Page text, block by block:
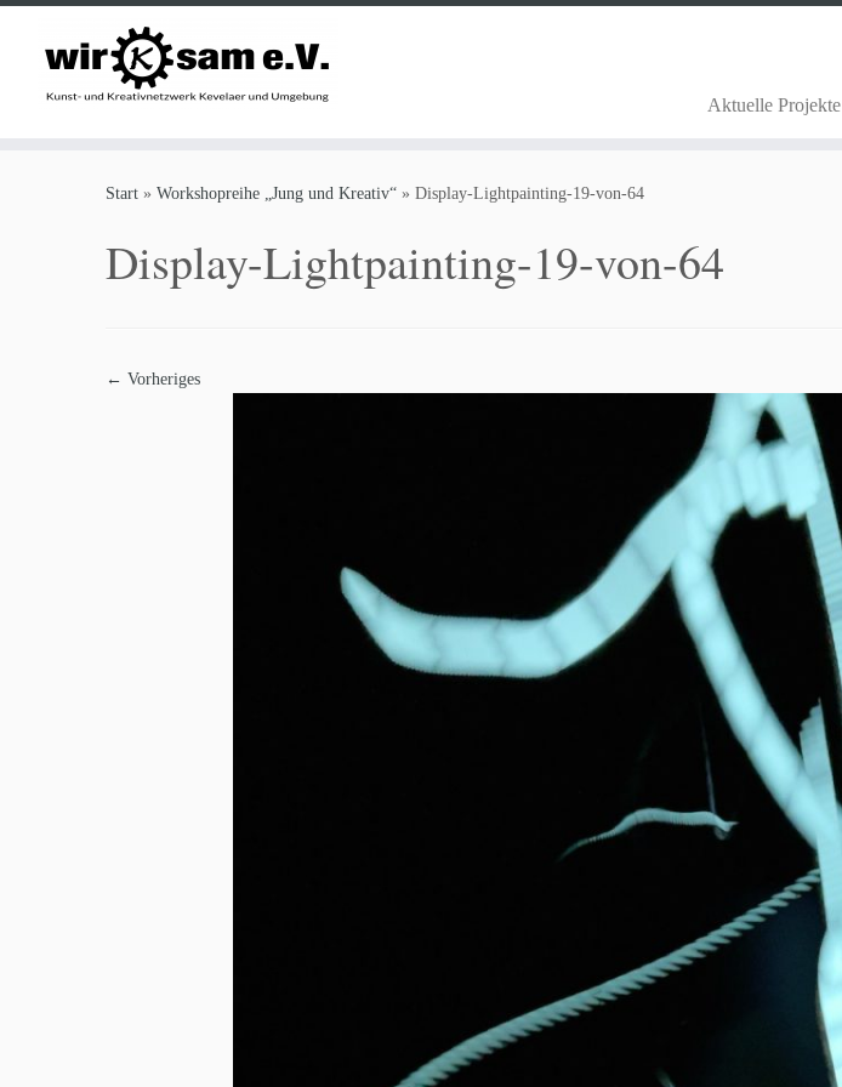
Aktuelle Projekte
Start » Workshopreihe „Jung und Kreativ“ » Display-Lightpainting-19-von-64
Display-Lightpainting-19-von-64
← Vorheriges